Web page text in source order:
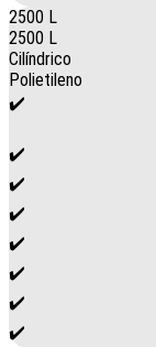
2500 L
2500 L
Cilíndrico
Polietileno
✔️
✔️
✔️
✔️
✔️
✔️
✔️
✔️